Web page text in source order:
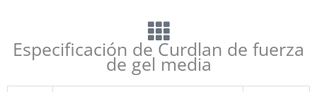
가
Especificación de Curdlan de fuerza
de gel media